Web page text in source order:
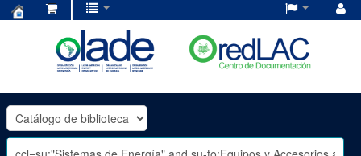
OLADE
-